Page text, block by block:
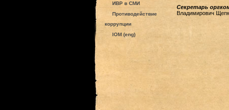
ИВР в СМИ
Противодействие
коррупции
IOM (eng)
Секретарь
Владимирович